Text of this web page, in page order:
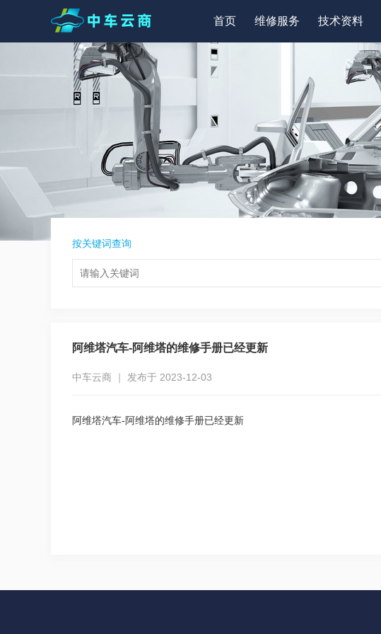
首页 维修服务 技术资料
按关键词查询
阿维塔汽车-阿维塔的维修手册已经更新
中车云商 ｜ 发布于 2023-12-03
阿维塔汽车-阿维塔的维修手册已经更新